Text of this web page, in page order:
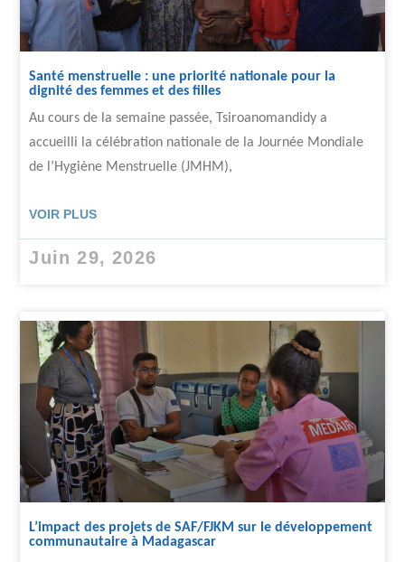
Santé menstruelle : une priorité nationale pour la
dignité des femmes et des filles
Au cours de la semaine passée, Tsiroanomandidy a
accueilli la célébration nationale de la Journée Mondiale
de l’Hygiène Menstruelle (JMHM),
VOIR PLUS
Juin 29, 2026
L’impact des projets de SAF/FJKM sur le développement
communautaire à Madagascar